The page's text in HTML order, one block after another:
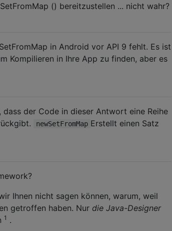
() bereitzustellen ... nicht wahr?
in Android vor API 9 fehlt. Es ist
Kompilieren in Ihre App zu finden, aber es
der Code in dieser Antwort eine Reihe
newSetFromMap Erstellt einen Satz
Ihnen nicht sagen können, warum, weil
getroffen haben. Nur die Java-Designer
1 .